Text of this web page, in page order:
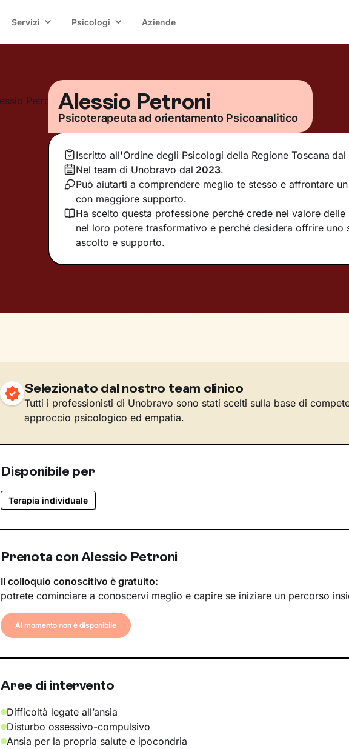
Servizi Psicologi Aziende
Alessio Petroni
Psicoterapeuta ad orientamento Psicoanalitico
Iscritto all'Ordine degli Psicologi della Regione Toscana dal
Nel team di Unobravo dal 2023.
Può aiutarti a comprendere meglio te stesso e affrontare
con maggiore supporto.
Ha scelto questa professione perché crede nel valore
nel loro potere trasformativo e perché desidera offrire uno
ascolto e supporto.
Selezionato dal nostro team clinico
Tutti i professionisti di Unobravo sono stati scelti sulla base di
approccio psicologico ed empatia.
Disponibile per
Terapia individuale
Prenota con Alessio Petroni
Il colloquio conoscitivo è gratuito:
potrete cominciare a conoscervi meglio e capire se iniziare un percorso
Al momento non è disponibile
Aree di intervento
Difficoltà legate all’ansia
Disturbo ossessivo-compulsivo
Ansia per la propria salute e ipocondria